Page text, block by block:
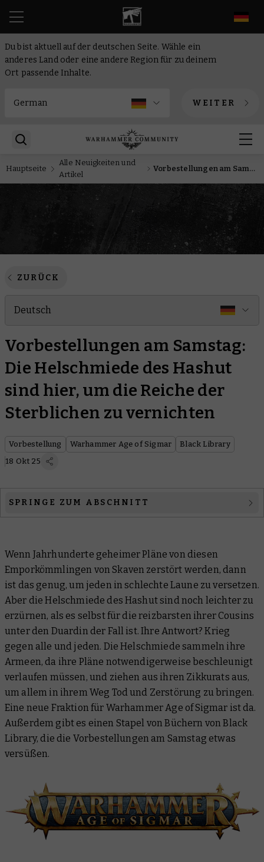
Du bist aktuell auf der deutschen Seite. Wähle ein
anderes Land oder eine andere Region für zu deinem
Ort passende Inhalte.
WEITER
Hauptseite
Alle Neuigkeiten und
Artikel
Vorbestellungen am Samstag: Die Helschmiede des Hashut sind hier, um die Reiche der Sterblichen zu vernichten
ZURÜCK
Deutsch
Vorbestellungen am Samstag:
Die Helschmiede des Hashut
sind hier, um die Reiche der
Sterblichen zu vernichten
Vorbestellung Warhammer Age of Sigmar
Black Library
18 Okt 25
SPRINGE ZUM ABSCHNITT
Black Library
Wenn Jahrhunderte geheimer Pläne von diesen
Emporkömmlingen von Skaven zerstört werden, dann
ist das genug, um jeden in schlechte Laune zu versetzen.
Aber die Helschmiede des Hashut sind noch leichter zu
erzürnen, als es selbst für die reizbarsten ihrer Cousins
unter den Duardin der Fall ist. Ihre Antwort? Krieg
gegen alle und jeden. Die Helschmiede sammeln ihre
Armeen, da ihre Pläne notwendigerweise beschleunigt
verlaufen müssen, und ziehen aus ihren Zikkurats aus,
um allem in ihrem Weg Tod und Zerstörung zu bringen.
Eine neue Fraktion für Warhammer Age of Sigmar ist da.
Außerdem gibt es einen Stapel von Büchern von Black
Library, die die Vorbestellungen am Samstag etwas
versüßen.